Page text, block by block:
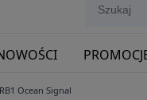
NA ŚLĄSKU!
Ocean Signal